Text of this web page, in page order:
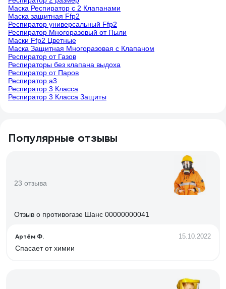
Маска Респиратор с 2 Клапанами
Маска защитная Ffp2
Респиратор универсальный Ffp2
Респиратор Многоразовый от Пыли
Маски Ffp2 Цветные
Маска Защитная Многоразовая с Клапаном
Респиратор от Газов
Респираторы без клапана выдоха
Респиратор от Паров
Респиратор а3
Респиратор 3 Класса
Респиратор 3 Класса Защиты
Популярные отзывы
23 отзыва
Отзыв о противогазе Шанс 00000000041
Артём Ф. 15.10.2022
Спасает от химии